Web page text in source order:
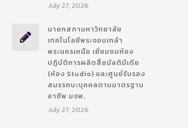
July 27, 2026
นายกสภามหาวิทยาลัย
เทคโนโลยีพระจอมเกล้า
พระนครเหนือ เยี่ยมชมห้อง
ปฏิบัติการผลิตสื่อมัลติมีเดีย
(ห้อง Studio) และศูนย์รับรอง
สมรรถนะบุคคลตามมาตรฐาน
อาชีพ มจพ.
July 27, 2026